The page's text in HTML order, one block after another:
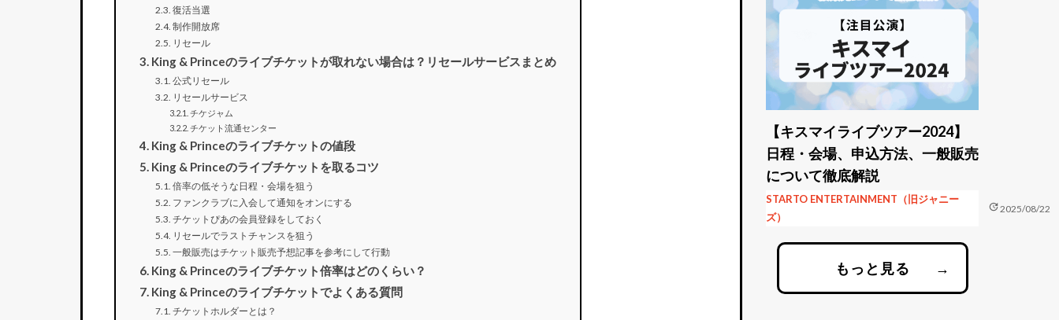
復活当選
制作開放席
リセール
King & Princeのライブチケットが取れない場合は？リセールサービスまとめ
公式リセール
リセールサービス
チケジャム
チケット流通センター
King & Princeのライブチケットの値段
King & Princeのライブチケットを取るコツ
倍率の低そうな日程・会場を狙う
ファンクラブに入会して通知をオンにする
チケットぴあの会員登録をしておく
リセールでラストチャンスを狙う
一般販売はチケット販売予想記事を参考にして行動
King & Princeのライブチケット倍率はどのくらい？
King & Princeのライブチケットでよくある質問
チケットホルダーとは？
【キスマイライブツアー2024】
日程・会場、申込方法、一般販売
について徹底解説
STARTO ENTERTAINMENT（旧ジャニー
ズ）
update2025/08/22
もっと見る →